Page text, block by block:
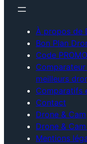
À propos de
Bon Plan
Code PROMO
meilleurs
Comparatifs
Contact
Drone & Cam
Drone &
Mentions